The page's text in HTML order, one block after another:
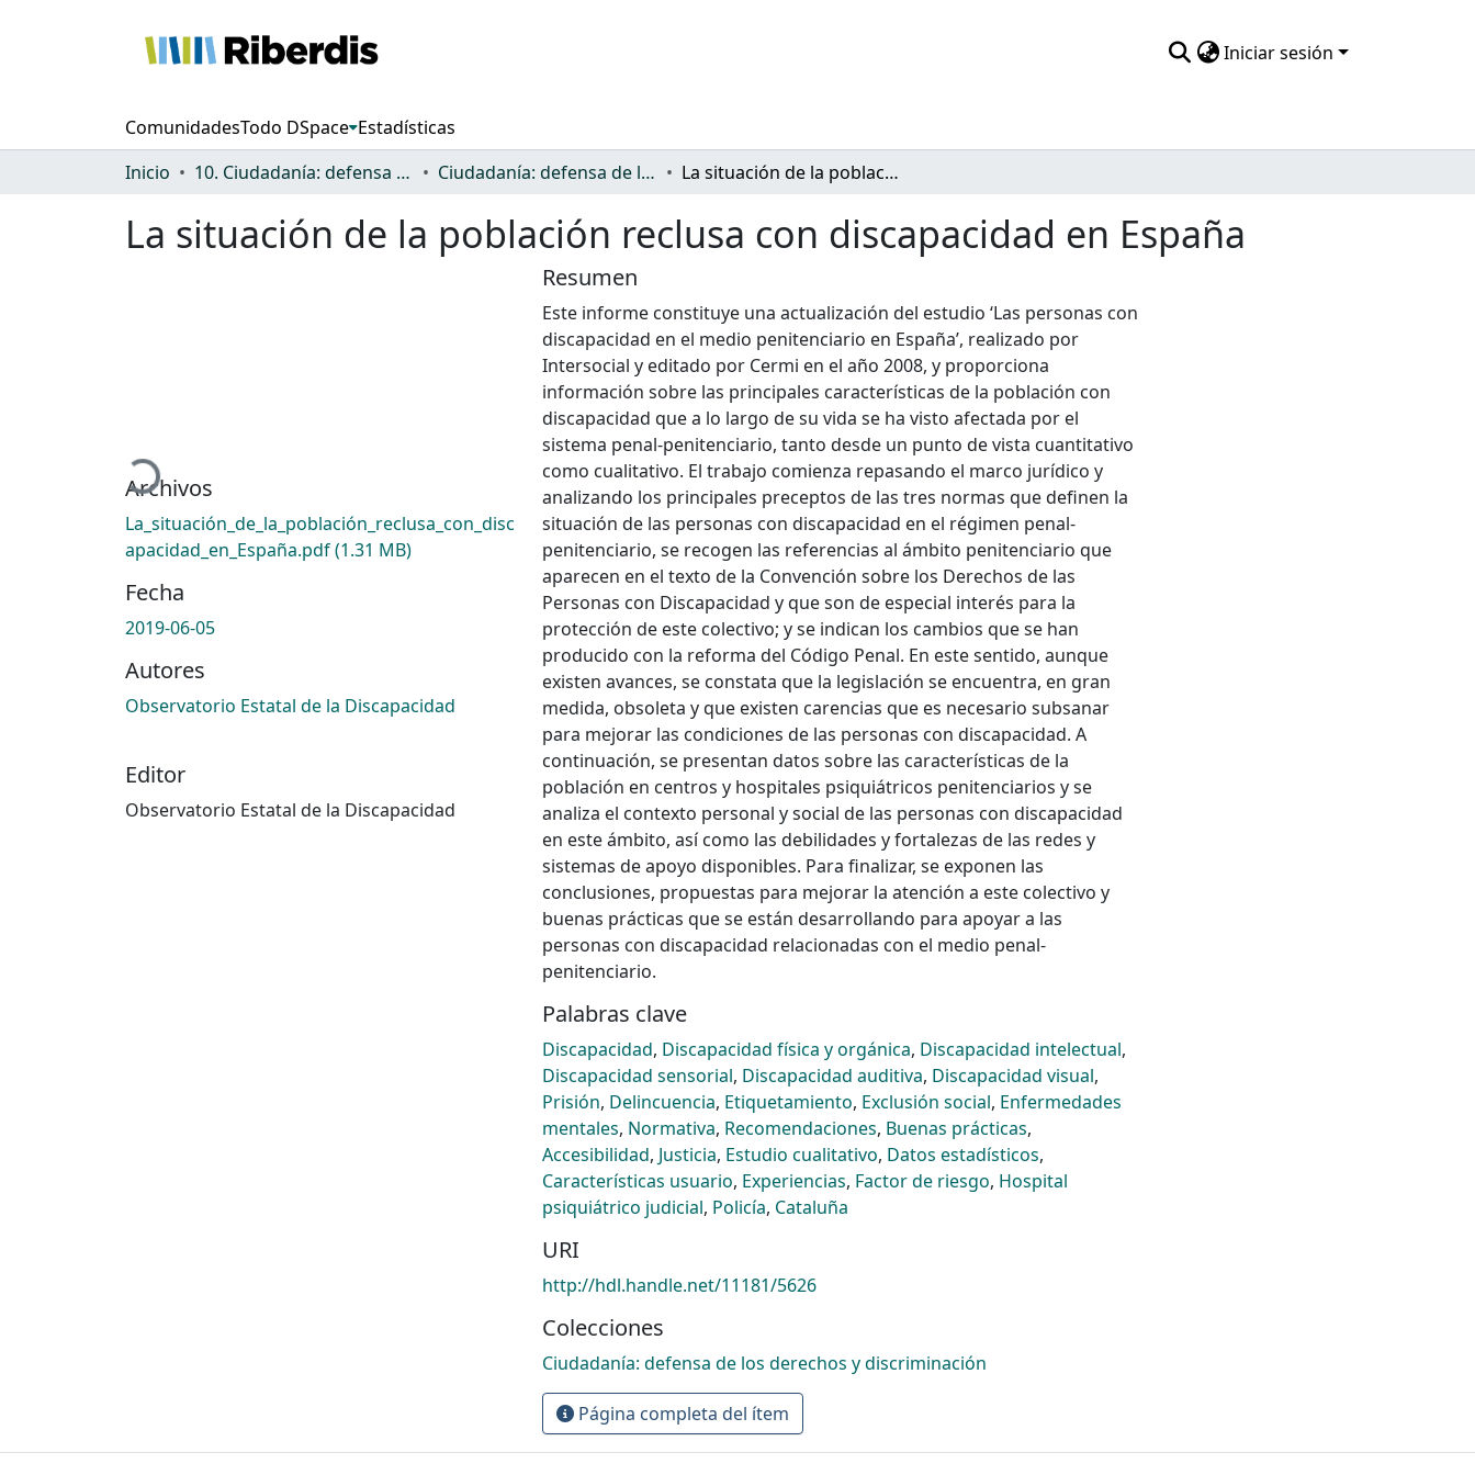
Iniciar sesión
ComunidadesTodo DSpace Estadísticas
Inicio
10. Ciudadanía: defensa de los derechos y discriminación Ciudadanía: defensa de los derechos y discriminación La situación de la población reclusa con discapacidad en España
La situación de la población reclusa con discapacidad en España
Cargando...
Archivos
La_situación_de_la_población_reclusa_con_disc
apacidad_en_España.pdf(1.31 MB)
Fecha
2019-06-05
Autores
Observatorio Estatal de la Discapacidad
Editor
Observatorio Estatal de la Discapacidad
Resumen
Este informe constituye una actualización del estudio ‘Las personas con
discapacidad en el medio penitenciario en España’, realizado por
Intersocial y editado por Cermi en el año 2008, y proporciona
información sobre las principales características de la población con
discapacidad que a lo largo de su vida se ha visto afectada por el
sistema penal-penitenciario, tanto desde un punto de vista cuantitativo
como cualitativo. El trabajo comienza repasando el marco jurídico y
analizando los principales preceptos de las tres normas que definen la
situación de las personas con discapacidad en el régimen penal-
penitenciario, se recogen las referencias al ámbito penitenciario que
aparecen en el texto de la Convención sobre los Derechos de las
Personas con Discapacidad y que son de especial interés para la
protección de este colectivo; y se indican los cambios que se han
producido con la reforma del Código Penal. En este sentido, aunque
existen avances, se constata que la legislación se encuentra, en gran
medida, obsoleta y que existen carencias que es necesario subsanar
para mejorar las condiciones de las personas con discapacidad. A
continuación, se presentan datos sobre las características de la
población en centros y hospitales psiquiátricos penitenciarios y se
analiza el contexto personal y social de las personas con discapacidad
en este ámbito, así como las debilidades y fortalezas de las redes y
sistemas de apoyo disponibles. Para finalizar, se exponen las
conclusiones, propuestas para mejorar la atención a este colectivo y
buenas prácticas que se están desarrollando para apoyar a las
personas con discapacidad relacionadas con el medio penal-
penitenciario.
Palabras clave
Discapacidad, Discapacidad física y orgánica, Discapacidad intelectual,
Discapacidad sensorial, Discapacidad auditiva, Discapacidad visual,
Prisión, Delincuencia, Etiquetamiento, Exclusión social, Enfermedades
mentales, Normativa, Recomendaciones, Buenas prácticas,
Accesibilidad, Justicia, Estudio cualitativo, Datos estadísticos,
Características usuario, Experiencias, Factor de riesgo, Hospital
psiquiátrico judicial, Policía, Cataluña
URI
http://hdl.handle.net/11181/5626
Colecciones
Ciudadanía: defensa de los derechos y discriminación
Página completa del ítem